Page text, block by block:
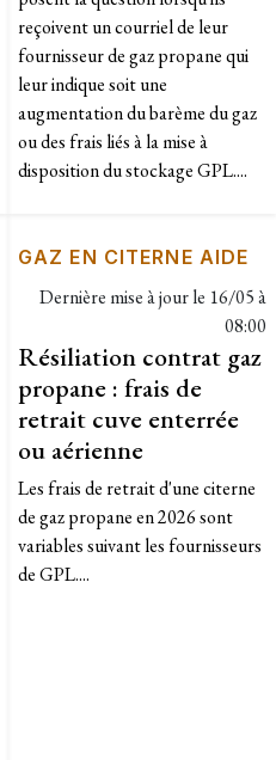
reçoivent un courriel de leur
fournisseur de gaz propane qui
leur indique soit une
augmentation du barème du gaz
ou des frais liés à la mise à
disposition du stockage GPL....
GAZ EN CITERNE AIDE
Dernière mise à jour le 16/05 à
08:00
Résiliation contrat gaz
propane : frais de
retrait cuve enterrée
ou aérienne
Les frais de retrait d'une citerne
de gaz propane en 2026 sont
variables suivant les fournisseurs
de GPL....